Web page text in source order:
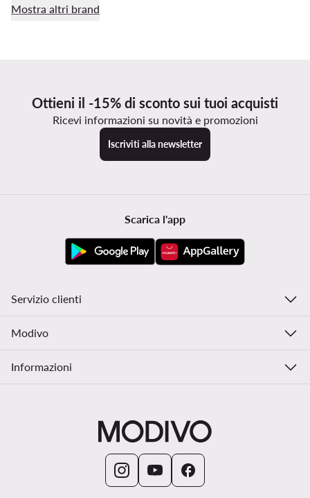
Mostra altri brand
Ottieni il -15% di sconto sui tuoi acquisti
Ricevi informazioni su novità e promozioni
Iscriviti alla newsletter
Scarica l'app
Servizio clienti
Modivo
Informazioni